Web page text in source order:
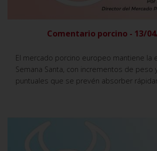
Comentario porcino - 13/
El mercado porcino europeo mantiene la
Semana Santa, con incrementos de peso
puntuales que se prevén absorber